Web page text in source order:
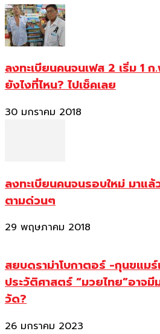
ลงทะเบียนคนจนเฟส 2 เริ่ม 1 ก
ยังไงที่ไหน? ไปเช็คเลย
30 มกราคม 2018
ลงทะเบียนคนจนรอบใหม่ มาแ
ตามด่วนๆ
29 พฤษภาคม 2018
สยบดราม่าโบกาตอร์ -กุนขแม
ประวัติศาสตร์ “มวยไทย”อาจ
วัด?
26 มกราคม 2023